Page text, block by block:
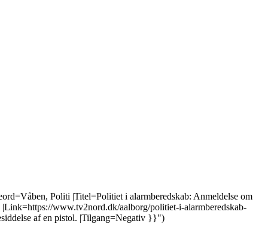
Politi |Titel=Politiet i alarmberedskab: Anmeldelse om
www.tv2nord.dk/aalborg/politiet-i-alarmberedskab-
af en pistol. |Tilgang=Negativ }}")